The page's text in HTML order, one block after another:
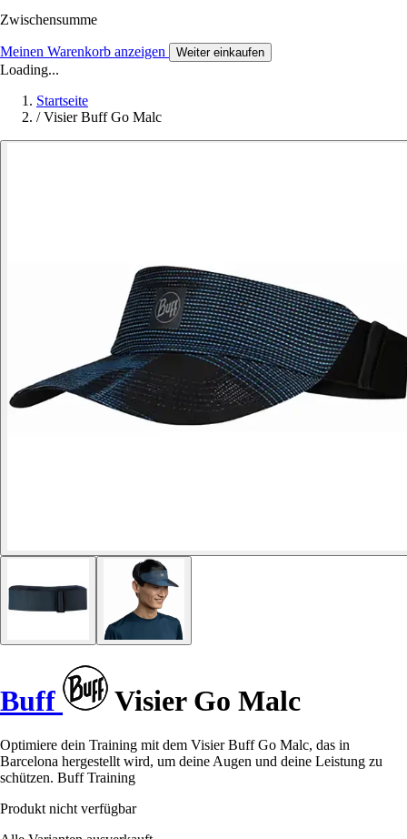
Zwischensumme
Meinen Warenkorb anzeigen Weiter einkaufen
Loading...
Startseite
/ Visier Buff Go Malc
Buff Visier Go Malc
Optimiere dein Training mit dem Visier Buff Go Malc, das in
Barcelona hergestellt wird, um deine Augen und deine Leistung zu
schützen. Buff Training
Produkt nicht verfügbar